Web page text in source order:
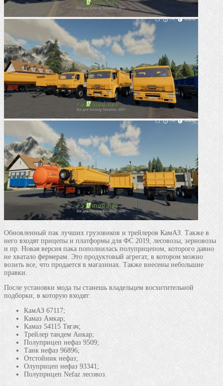
Обновленный пак лучших грузовиков и трейлеров КамАЗ. Также в
него входят прицепы и платформы для ФС 2019, лесовозы, зерновозы
и пр. Новая версия пака пополнилась полуприцепом, которого давно
не хватало фермерам. Это продуктовый агрегат, в котором можно
возить все, что продается в магазинах. Также внесены небольшие
правки.
После установки мода ты станешь владельцем восхитительной
подборки, в которую входят:
КамАЗ 67117;
Камаз Амкар;
Камаз 54115 Тягач;
Трейлер тандем Анкар;
Полуприцеп нефаз 9509;
Танк нефаз 96896;
Отстойник нефаз;
Олуприцеп нефаз 93341;
Полуприцеп Nefaz лесовоз.